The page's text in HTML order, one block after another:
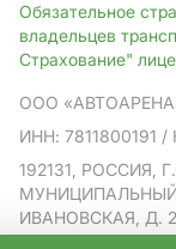
Обязательное
владельцев
Страхование"
ООО
ИНН: 7811800191 /
192131, РОССИЯ,
ИВАНОВСКАЯ, Д.